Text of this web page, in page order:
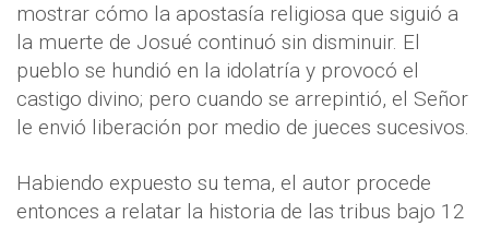
mostrar cómo la apostasía religiosa que siguió a
la muerte de Josué continuó sin disminuir. El
pueblo se hundió en la idolatría y provocó el
castigo divino; pero cuando se arrepintió, el Señor
le envió liberación por medio de jueces sucesivos.
Habiendo expuesto su tema, el autor procede
entonces a relatar la historia de las tribus bajo 12